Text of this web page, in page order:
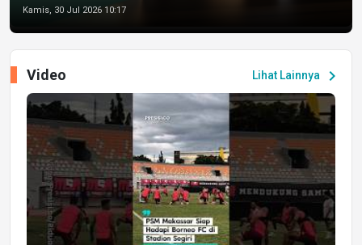
Kamis, 30 Jul 2026 10:17
Lihat Lainnya chevron_right
Video